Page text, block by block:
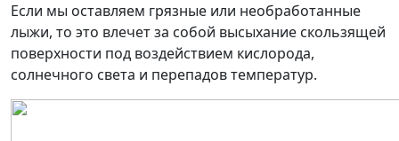
Если мы оставляем грязные или необработанные
лыжи, то это влечет за собой высыхание скользящей
поверхности под воздействием кислорода,
солнечного света и перепадов температур.